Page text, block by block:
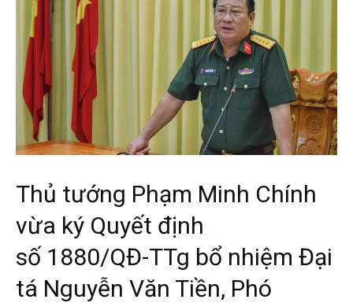
Thủ tướng Phạm Minh Chính
vừa ký Quyết định
số 1880/QĐ-TTg bổ nhiệm Đại
tá Nguyễn Văn Tiền, Phó